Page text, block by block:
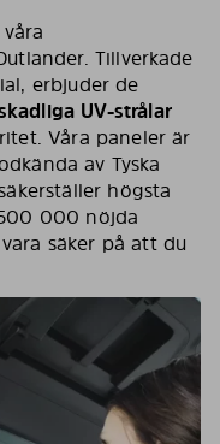
Tillverkade
erbjuder de
UV-strålar
Våra paneler är
av Tyska
högsta
000 nöjda
säker på att du